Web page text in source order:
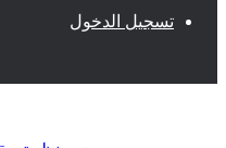
تسجيل الدخول